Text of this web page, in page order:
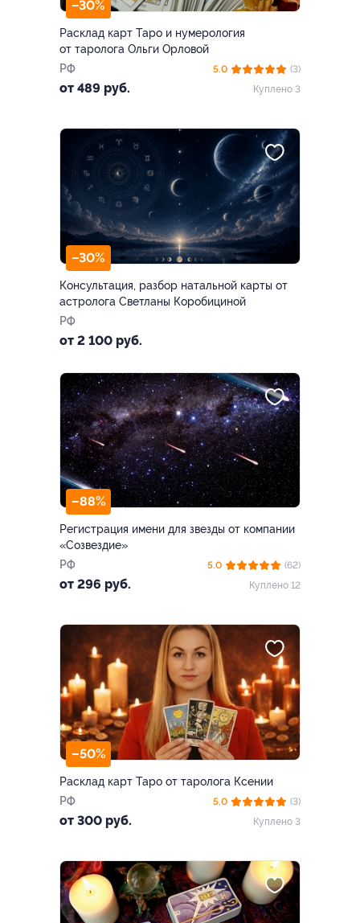
–30%
Расклад карт Таро и нумерология
от таролога Ольги Орловой
РФ
от 489 руб.
5.0
(3)
Куплено 3
–30%
Консультация, разбор натальной карты от
астролога Светланы Коробициной
РФ
от 2 100 руб.
–88%
Регистрация имени для звезды от компании
«Созвездие»
РФ
от 296 руб.
5.0
(62)
Куплено 12
–50%
Расклад карт Таро от таролога Ксении
РФ
от 300 руб.
5.0
(3)
Куплено 3